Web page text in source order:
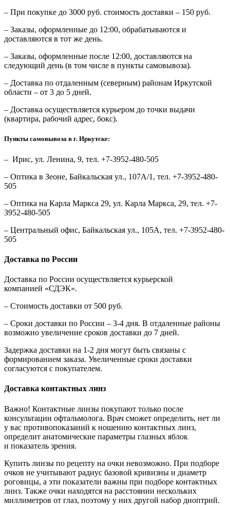
– При покупке до 3000 руб. стоимость доставки – 150 руб.
– Заказы, оформленные до 12:00, обрабатываются и
доставляются в тот же день.
– Заказы, оформленные после 12:00, доставляются на
следующий день (в том числе в пункты самовывоза).
– Доставка по отдаленным (северным) районам Иркутской
области – от 3 до 5 дней.
– Доставка осуществляется курьером до точки выдачи
(квартира, рабочий адрес, бокс).
Пункты самовывоза в г. Иркутске:
– Ирис, ул. Ленина, 9, тел. +7-3952-480-505
– Оптика в Зеоне, Байкальская ул., 107А/1, тел. +7-3952-480-
505
– Оптика на Карла Маркса 29, ул. Карла Маркса, 29, тел. +7-
3952-480-505
– Центральный офис, Байкальская ул., 105А, тел. +7-3952-480-
505
Доставка по России
Доставка по России осуществляется курьерской
компанией «СДЭК».
– Стоимость доставки от 500 руб.
– Сроки доставки по России – 3-4 дня. В отдаленные районы
возможно увеличение сроков доставки до 7 дней.
Задержка доставки на 1-2 дня могут быть связаны с
формированием заказа. Увеличенные сроки доставки
согласуются с покупателем.
Доставка контактных линз
Важно! Контактные линзы покупают только после
консультации офтальмолога. Врач сможет определить, нет ли
у вас противопоказаний к ношению контактных линз,
определит анатомические параметры глазных яблок
и показатель зрения.
Купить линзы по рецепту на очки невозможно. При подборе
очков не учитывают радиус базовой кривизны и диаметр
роговицы, а эти показатели важны при подборе контактных
линз. Также очки находятся на расстоянии нескольких
миллиметров от глаз, поэтому у них другой набор диоптрий.